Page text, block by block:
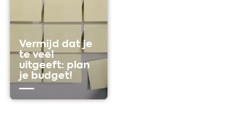
Vermijd dat je
te veel
uitgeeft: plan
je budget!